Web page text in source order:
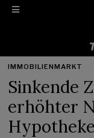
IMMOBILIENMARKT
Sinkende
erhöhter